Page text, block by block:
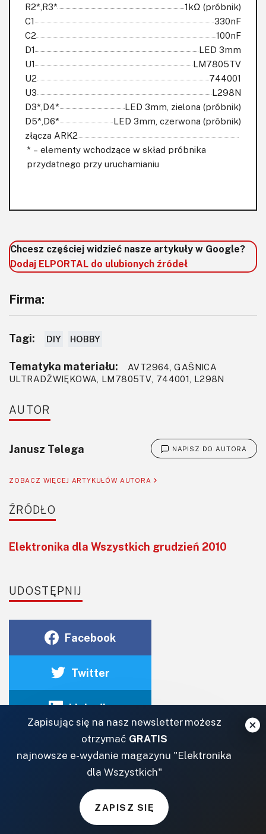
R2*,R3*
1kΩ (próbnik)
C1
330nF
C2
100nF
D1
LED 3mm
U1
LM7805TV
U2
744001
U3
L298N
D3*,D4*
LED 3mm, zielona (próbnik)
D5*,D6*
LED 3mm, czerwona (próbnik)
złącza ARK2
* – elementy wchodzące w skład próbnika
przydatnego przy uruchamianiu
Chcesz częściej widzieć nasze artykuły w Google?
Dodaj ELPORTAL do ulubionych źródeł
Firma:
Tagi: DIY HOBBY
Tematyka materiału:
AVT2964, GAŚNICA
ULTRADŹWIĘKOWA, LM7805TV, 744001, L298N
AUTOR
Janusz Telega NAPISZ DO AUTORA
ZOBACZ WIĘCEJ ARTYKUŁÓW AUTORA
ŹRÓDŁO
Elektronika dla Wszystkich grudzień 2010
UDOSTĘPNIJ
Facebook
Twitter
Linkedin
Zapisując się na nasz newsletter możesz
otrzymać GRATIS
najnowsze e-wydanie magazynu "Elektronika
dla Wszystkich"
ZAPISZ SIĘ